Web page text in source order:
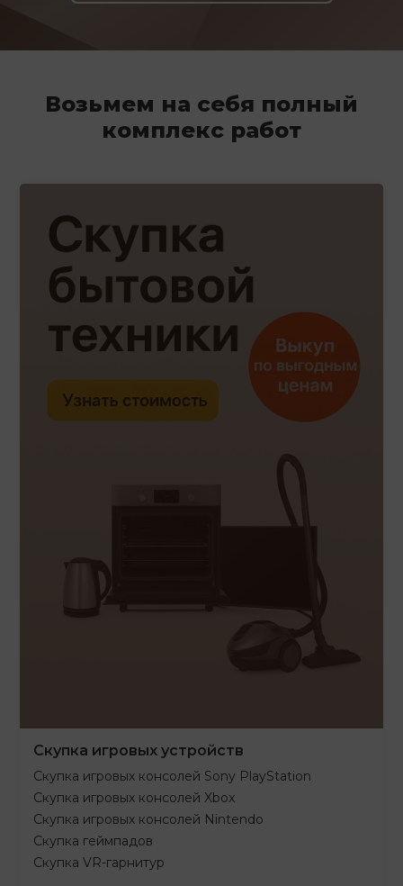
Возьмем на себя полный
комплекс работ
Скупка игровых устройств
Скупка игровых консолей Sony PlayStation
Скупка игровых консолей Xbox
Скупка игровых консолей Nintendo
Скупка геймпадов
Скупка VR-гарнитур